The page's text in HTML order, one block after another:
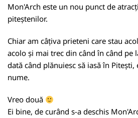
Mon'Arch este un nou punct de
piteștenilor.
Chiar am câțiva prieteni care stau
acolo și mai trec din când în când pe
dată când plănuiesc să iasă în
nume.
Vreo două
Ei bine, de curând s-a deschis